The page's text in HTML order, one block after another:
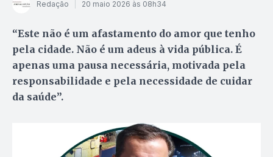
Redação 20 maio 2026 às 08h34
“Este não é um afastamento do amor que tenho
pela cidade. Não é um adeus à vida pública. É
apenas uma pausa necessária, motivada pela
responsabilidade e pela necessidade de cuidar
da saúde”.